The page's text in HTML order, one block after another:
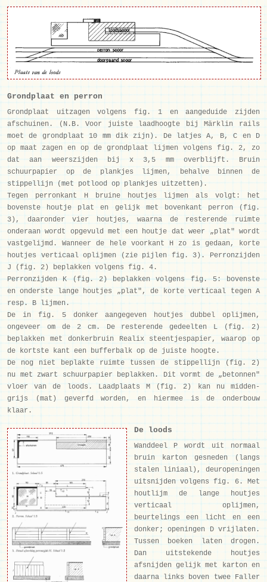
Grondplaat en perron
Grondplaat uitzagen volgens fig. 1 en aangeduide zijden
afschuinen. (N.B. Voor juiste laadhoogte bij Märklin rails
moet de grondplaat 10 mm dik zijn). De latjes A, B, C en D
op maat zagen en op de grondplaat lijmen volgens fig. 2, zo
dat aan weerszijden bij x 3,5 mm overblijft. Bruin
schuurpapier op de plankjes lijmen, behalve binnen de
stippellijn (met potlood op plankjes uitzetten).
Tegen perronkant H bruine houtjes lijmen als volgt: het
bovenste houtje plat en gelijk met bovenkant perron (fig.
3), daaronder vier houtjes, waarna de resterende ruimte
onderaan wordt opgevuld met een houtje dat weer „plat" wordt
vastgelijmd. Wanneer de hele voorkant H zo is gedaan, korte
houtjes verticaal oplijmen (zie pijlen fig. 3). Perronzijden
J (fig. 2) beplakken volgens fig. 4.
Perronzijden K (fig. 2) beplakken volgens fig. 5: bovenste
en onderste lange houtjes „plat", de korte verticaal tegen A
resp. B lijmen.
De in fig. 5 donker aangegeven houtjes dubbel oplijmen,
ongeveer om de 2 cm. De resterende gedeelten L (fig. 2)
beplakken met donkerbruin Realix steentjespapier, waarop op
de kortste kant een bufferbalk op de juiste hoogte.
De nog niet beplakte ruimte tussen de stippellijn (fig. 2)
nu met zwart schuurpapier beplakken. Dit vormt de „betonnen"
vloer van de loods. Laadplaats M (fig. 2) kan nu midden-
grijs (mat) geverfd worden, en hiermee is de onderbouw
klaar.
De loods
Wanddeel P wordt uit normaal
bruin karton gesneden (langs
stalen liniaal), deuropeningen
uitsnijden volgens fig. 6. Met
houtlijm de lange houtjes
verticaal oplijmen,
beurtelings een licht en een
donker; openingen D vrijlaten.
Tussen boeken laten drogen.
Dan uitstekende houtjes
afsnijden gelijk met karton en
daarna links boven twee Faller